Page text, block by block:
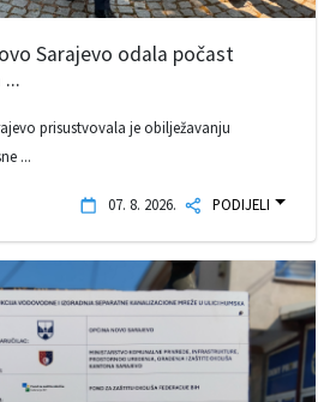
Sarajevo odala počast
prisustvovala je obilježavanju
...
07. 8. 2026. PODIJELI